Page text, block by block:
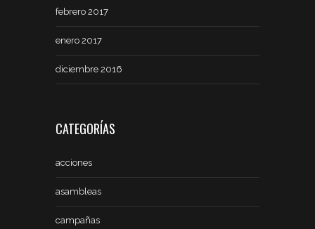
febrero 2017
enero 2017
diciembre 2016
CATEGORÍAS
acciones
asambleas
campañas